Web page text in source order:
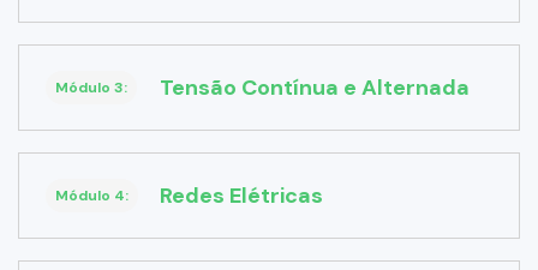
Módulo 3: Tensão Contínua e Alternada
Módulo 4: Redes Elétricas